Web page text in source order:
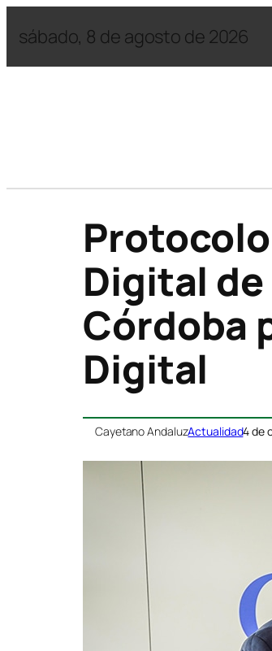
sábado, 8 de agosto de 2026
Digital
Córdoba
Digital
Cayetano AndaluzActualidad4 de